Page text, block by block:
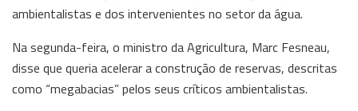
ambientalistas e dos intervenientes no setor da água.
Na segunda-feira, o ministro da Agricultura, Marc Fesneau,
disse que queria acelerar a construção de reservas, descritas
como “megabacias” pelos seus críticos ambientalistas.